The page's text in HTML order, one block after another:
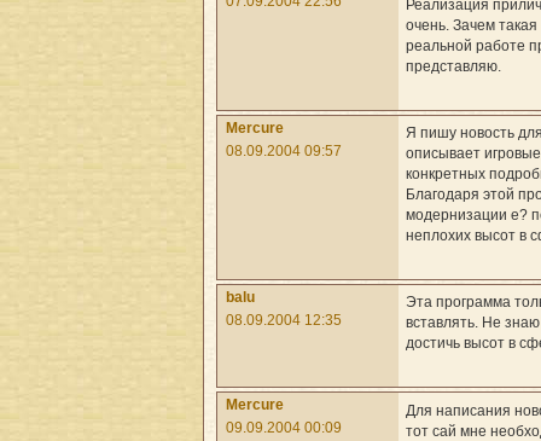
Реализация
очень. Зачем
реальной работе
представляю.
Mercure
08.09.2004 09:57
Я пишу новость
описывает
конкретных
Благодаря этой
модернизации е?
неплохих высот в
balu
08.09.2004 12:35
Эта программа
вставлять. Не
достичь высот в
Mercure
09.09.2004 00:09
Для написания
тот сай мне